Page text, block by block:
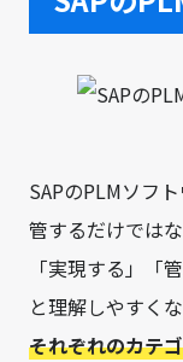
SAPのPLMソフ
管するだけでは
「実現する」「
と理解しやすくな
それぞれのカテ